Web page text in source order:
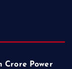
Crore Power